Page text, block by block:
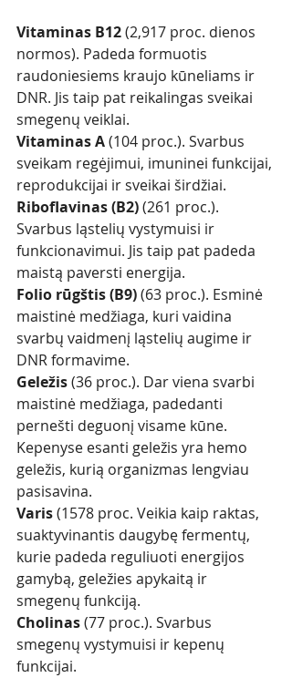
Vitaminas B12 (2,917 proc. dienos
normos). Padeda formuotis
raudoniesiems kraujo kūneliams ir
DNR. Jis taip pat reikalingas sveikai
smegenų veiklai.
Vitaminas A (104 proc.). Svarbus
sveikam regėjimui, imuninei funkcijai,
reprodukcijai ir sveikai širdžiai.
Riboflavinas (B2) (261 proc.).
Svarbus ląstelių vystymuisi ir
funkcionavimui. Jis taip pat padeda
maistą paversti energija.
Folio rūgštis (B9) (63 proc.). Esminė
maistinė medžiaga, kuri vaidina
svarbų vaidmenį ląstelių augime ir
DNR formavime.
Geležis (36 proc.). Dar viena svarbi
maistinė medžiaga, padedanti
pernešti deguonį visame kūne.
Kepenyse esanti geležis yra hemo
geležis, kurią organizmas lengviau
pasisavina.
Varis (1578 proc. Veikia kaip raktas,
suaktyvinantis daugybę fermentų,
kurie padeda reguliuoti energijos
gamybą, geležies apykaitą ir
smegenų funkciją.
Cholinas (77 proc.). Svarbus
smegenų vystymuisi ir kepenų
funkcijai.